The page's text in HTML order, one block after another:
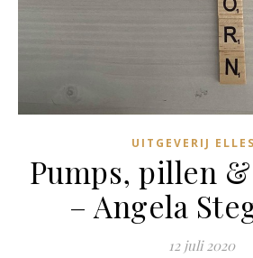
UITGEVERIJ
Pumps, pillen
– Angela
12 juli 2020